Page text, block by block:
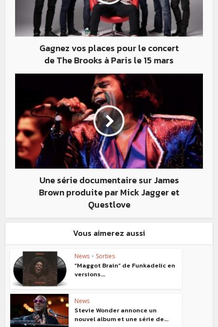
Gagnez vos places pour le concert
de The Brooks à Paris le 15 mars
Une série documentaire sur James
Brown produite par Mick Jagger et
Questlove
Vous aimerez aussi
News • Sorties
“Maggot Brain” de Funkadelic en
versions...
News
Stevie Wonder annonce un
nouvel album et une série de...